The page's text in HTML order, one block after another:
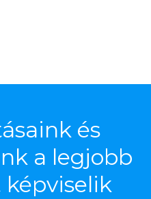
és
a legjobb
képviselik